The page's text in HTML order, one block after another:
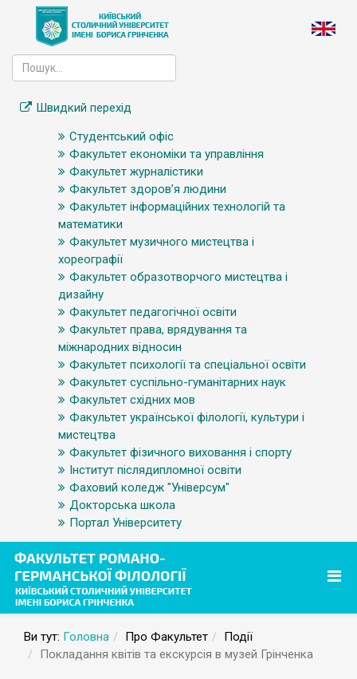
Швидкий перехід
Студентський офіс
Факультет економіки та управління
Факультет журналістики
Факультет здоров’я людини
Факультет інформаційних технологій та
математики
Факультет музичного мистецтва і
хореографії
Факультет образотворчого мистецтва і
дизайну
Факультет педагогічної освіти
Факультет права, врядування та
міжнародних відносин
Факультет психології та спеціальної освіти
Факультет суспільно-гуманітарних наук
Факультет східних мов
Факультет української філології, культури і
мистецтва
Факультет фізичного виховання і спорту
Інститут післядипломної освіти
Фаховий коледж "Універсум"
Докторська школа
Портал Університету
Ви тут: Головна Про Факультет
Події
Покладання квітів та екскурсія в музей Грінченка